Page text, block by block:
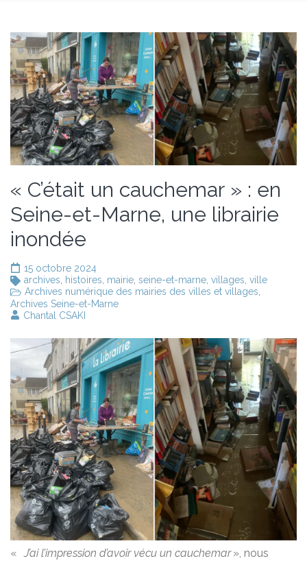
« C’était un cauchemar » : en
Seine-et-Marne, une librairie
inondée
15 octobre 2024
archives
histoires mairie seine-et-marne villages ville
Archives numérique des mairies des villes et villages
Archives Seine-et-Marne
Chantal CSAKI
« J’ai l’impression d’avoir vécu un cauchemar», nous